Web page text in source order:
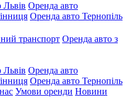
Львів Оренда авто
Оренда авто Тернопіль
транспорт Оренда авто з
Львів Оренда авто
Оренда авто Тернопіль
Умови оренди Новини